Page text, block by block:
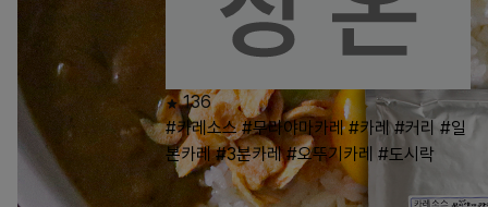
136
#카레소스 #무라야마카레 #카레 #커리 #일
본카레 #3분카레 #오뚜기카레 #도시락